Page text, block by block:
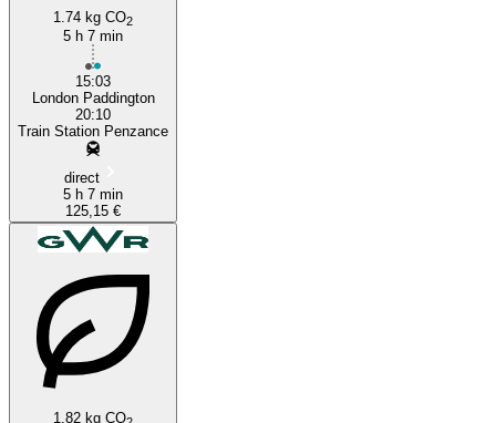
1.74 kg CO2
5 h 7 min
15:03
London Paddington
20:10
Train Station Penzance
direct
5 h 7 min
125,15 €
1.82 kg CO